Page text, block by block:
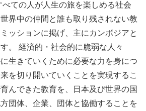
ての人が人生の旅を楽しめる社会
界中の仲間と誰も取り残されない教
ッションに掲げ、主にカンボジアと
。 経済的・社会的に脆弱な人々
生きていくために必要な力を身につ
を切り開いていくことを実現するこ
んできた教育を、日本及び世界の国
団体、企業、団体と協働することを